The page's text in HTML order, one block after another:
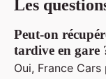
Les
Peut-on
tardive en gare
Oui, France